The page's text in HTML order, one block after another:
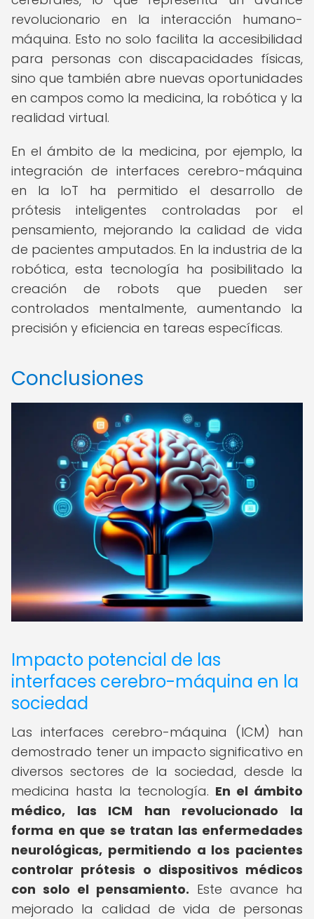
revolucionario en la interacción humano-
máquina. Esto no solo facilita la accesibilidad
para personas con discapacidades físicas,
sino que también abre nuevas oportunidades
en campos como la medicina, la robótica y la
realidad virtual.
En el ámbito de la medicina, por ejemplo, la
integración de interfaces cerebro-máquina
en la IoT ha permitido el desarrollo de
prótesis inteligentes controladas por el
pensamiento, mejorando la calidad de vida
de pacientes amputados. En la industria de la
robótica, esta tecnología ha posibilitado la
creación de robots que pueden ser
controlados mentalmente, aumentando la
precisión y eficiencia en tareas específicas.
Conclusiones
Impacto potencial de las
interfaces cerebro-máquina en la
sociedad
Las interfaces cerebro-máquina (ICM) han
demostrado tener un impacto significativo en
diversos sectores de la sociedad, desde la
medicina hasta la tecnología. En el ámbito
médico, las ICM han revolucionado la
forma en que se tratan las enfermedades
neurológicas, permitiendo a los pacientes
controlar prótesis o dispositivos médicos
con solo el pensamiento. Este avance ha
mejorado la calidad de vida de personas